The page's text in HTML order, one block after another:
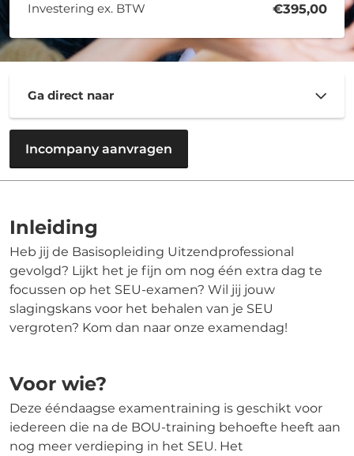
Investering ex. BTW €395,00
Ga direct naar
Incompany aanvragen
Inleiding
Heb jij de Basisopleiding Uitzendprofessional
gevolgd? Lijkt het je fijn om nog één extra dag te
focussen op het SEU-examen? Wil jij jouw
slagingskans voor het behalen van je SEU
vergroten? Kom dan naar onze examendag!
Voor wie?
Deze ééndaagse examentraining is geschikt voor
iedereen die na de BOU-training behoefte heeft aan
nog meer verdieping in het SEU. Het